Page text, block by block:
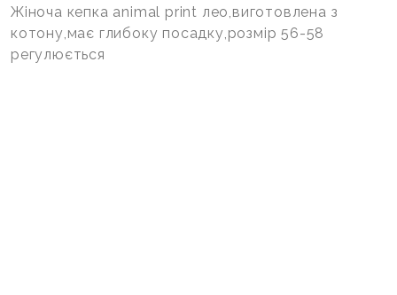
Жіноча кепка animal print лео,виготовлена з
котону,має глибоку посадку,розмір 56-58
регулюється